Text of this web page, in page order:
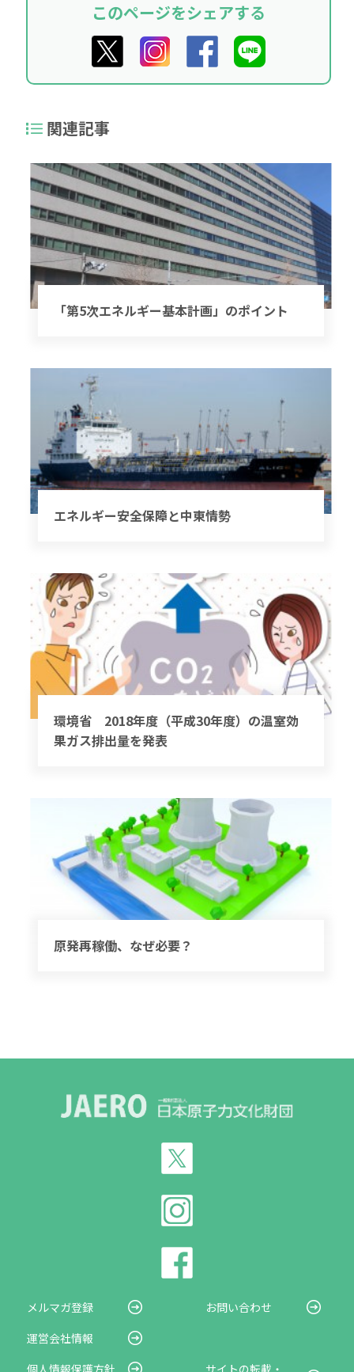
このページをシェアする
関連記事
「第5次エネルギー基本計画」のポイント
エネルギー安全保障と中東情勢
環境省 2018年度（平成30年度）の温室効
果ガス排出量を発表
原発再稼働、なぜ必要？
メルマガ登録
お問い合わせ
運営会社情報
個人情報保護方針
サイトの転載・